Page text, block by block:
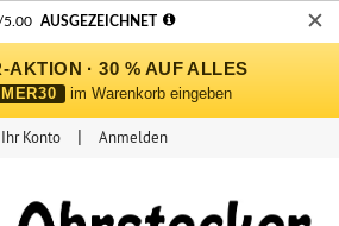
✕
· 30 % AUF ALLES
im Warenkorb eingeben
Ihr Konto Anmelden